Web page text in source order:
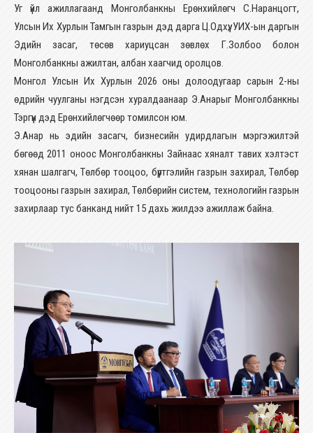
Уг үйл ажиллагаанд Монголбанкны Ерөнхийлөгч С.Наранцогт,
Улсын Их Хурлын Тамгын газрын дэд дарга Ц.Одхүү, УИХ-ын даргын
Эдийн засаг, төсөв хариуцсан зөвлөх Г.Золбоо болон
Монголбанкны ажилтан, албан хаагчид оролцов.
Монгол Улсын Их Хурлын 2026 оны долоодугаар сарын 2-ны
өдрийн чуулганы нэгдсэн хуралдаанаар Э.Анарыг Монголбанкны
Тэргүүн дэд Ерөнхийлөгчөөр томилсон юм.
Э.Анар нь эдийн засагч, бизнесийн удирдлагын мэргэжилтэй
бөгөөд 2011 оноос Монголбанкны Зайнаас хяналт тавих хэлтэст
хянан шалгагч, Төлбөр тооцоо, бүртгэлийн газрын захирал, Төлбөр
тооцооны газрын захирал, Төлбөрийн систем, технологийн газрын
захирлаар тус банканд нийт 15 дахь жилдээ ажиллаж байна.